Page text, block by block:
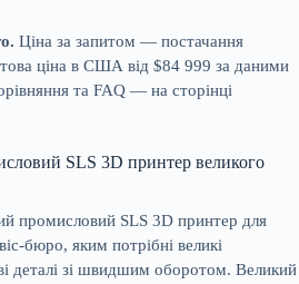
Ціна за запитом — постачання
ціна в США від $84 999 за даними
та FAQ — на сторінці
SLS 3D принтер великого
промисловий SLS 3D принтер для
бюро, яким потрібні великі
деталі зі швидшим оборотом. Великий